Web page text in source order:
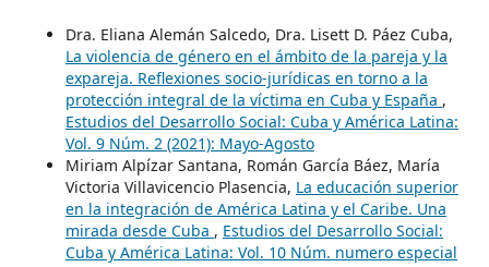
Dra. Eliana Alemán Salcedo, Dra. Lisett D. Páez Cuba,
La violencia de género en el ámbito de la pareja y la
expareja. Reflexiones socio-jurídicas en torno a la
protección integral de la víctima en Cuba y España ,
Estudios del Desarrollo Social: Cuba y América Latina:
Vol. 9 Núm. 2 (2021): Mayo-Agosto
Miriam Alpízar Santana, Román García Báez, María
Victoria Villavicencio Plasencia, La educación superior
en la integración de América Latina y el Caribe. Una
mirada desde Cuba , Estudios del Desarrollo Social:
Cuba y América Latina: Vol. 10 Núm. numero especial